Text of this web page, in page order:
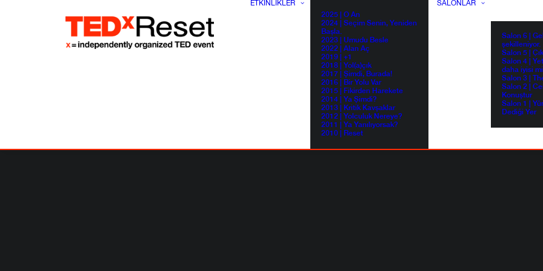
ETKINLIKLER
2025 | O An
2024 | Seçim Senin, Yeniden
Başla.
2023 | Umudu Besle
2022 | Alan Aç
2019 | +1
2018 | Yol(a)çık
2017 | Şimdi, Burada!
2016 | Bir Yolu Var
2015 | Fikirden Harekete
2014 | Ya Şimdi?
2013 | Kritik Kavşaklar
2012 | Yolculuk Nereye?
2011 | Ya Yanılıyorsak?
2010 | Reset
SALONLAR
Salon 6 |
şekilleniyor.
Salon 5 |
Salon 4 |
daha iyisi
Salon 3 |
Salon 2 |
Konuştur
Salon 1 |
Dediği Yer